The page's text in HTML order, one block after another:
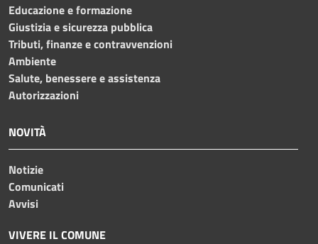
Educazione e formazione
Giustizia e sicurezza pubblica
Tributi, finanze e contravvenzioni
Ambiente
Salute, benessere e assistenza
Autorizzazioni
NOVITÀ
Notizie
Comunicati
Avvisi
VIVERE IL COMUNE